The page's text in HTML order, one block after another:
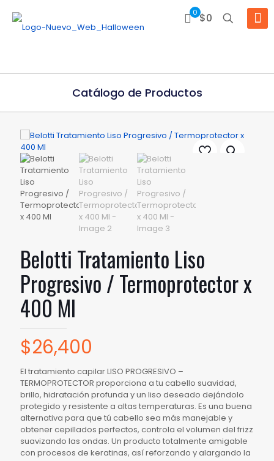
0 $0
Catálogo de Productos
Belotti Tratamiento Liso
Progresivo / Termoprotector x
400 Ml
$26,400
El tratamiento capilar LISO PROGRESIVO –
TERMOPROTECTOR proporciona a tu cabello suavidad,
brillo, hidratación profunda y un liso deseado dejándolo
protegido y resistente a altas temperaturas. Es una buena
alternativa para que tú cabello sea más manejable y
obtener cepillados perfectos, controla el volumen del frizz
suavizando las ondas. Un producto totalmente amigable
con procesos de keratinas, así reforzando y alargando la